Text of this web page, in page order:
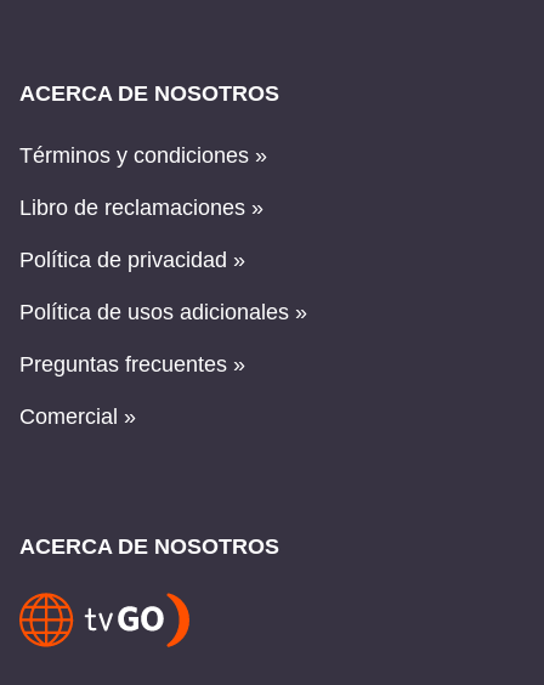
ACERCA DE NOSOTROS
Términos y condiciones »
Libro de reclamaciones »
Política de privacidad »
Política de usos adicionales »
Preguntas frecuentes »
Comercial »
ACERCA DE NOSOTROS